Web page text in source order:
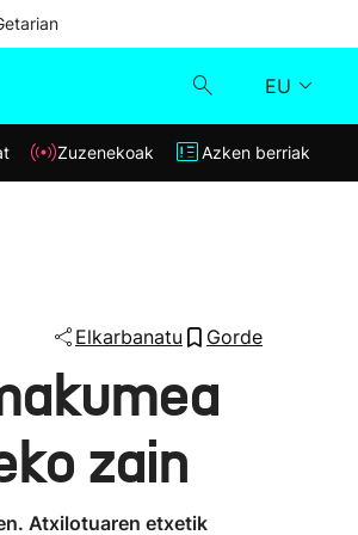
EU
Klisk
Azken berriak
Zuzenekoak Azken berriak
Elkarbanatu Gorde
zain
Atxilotuaren etxetik